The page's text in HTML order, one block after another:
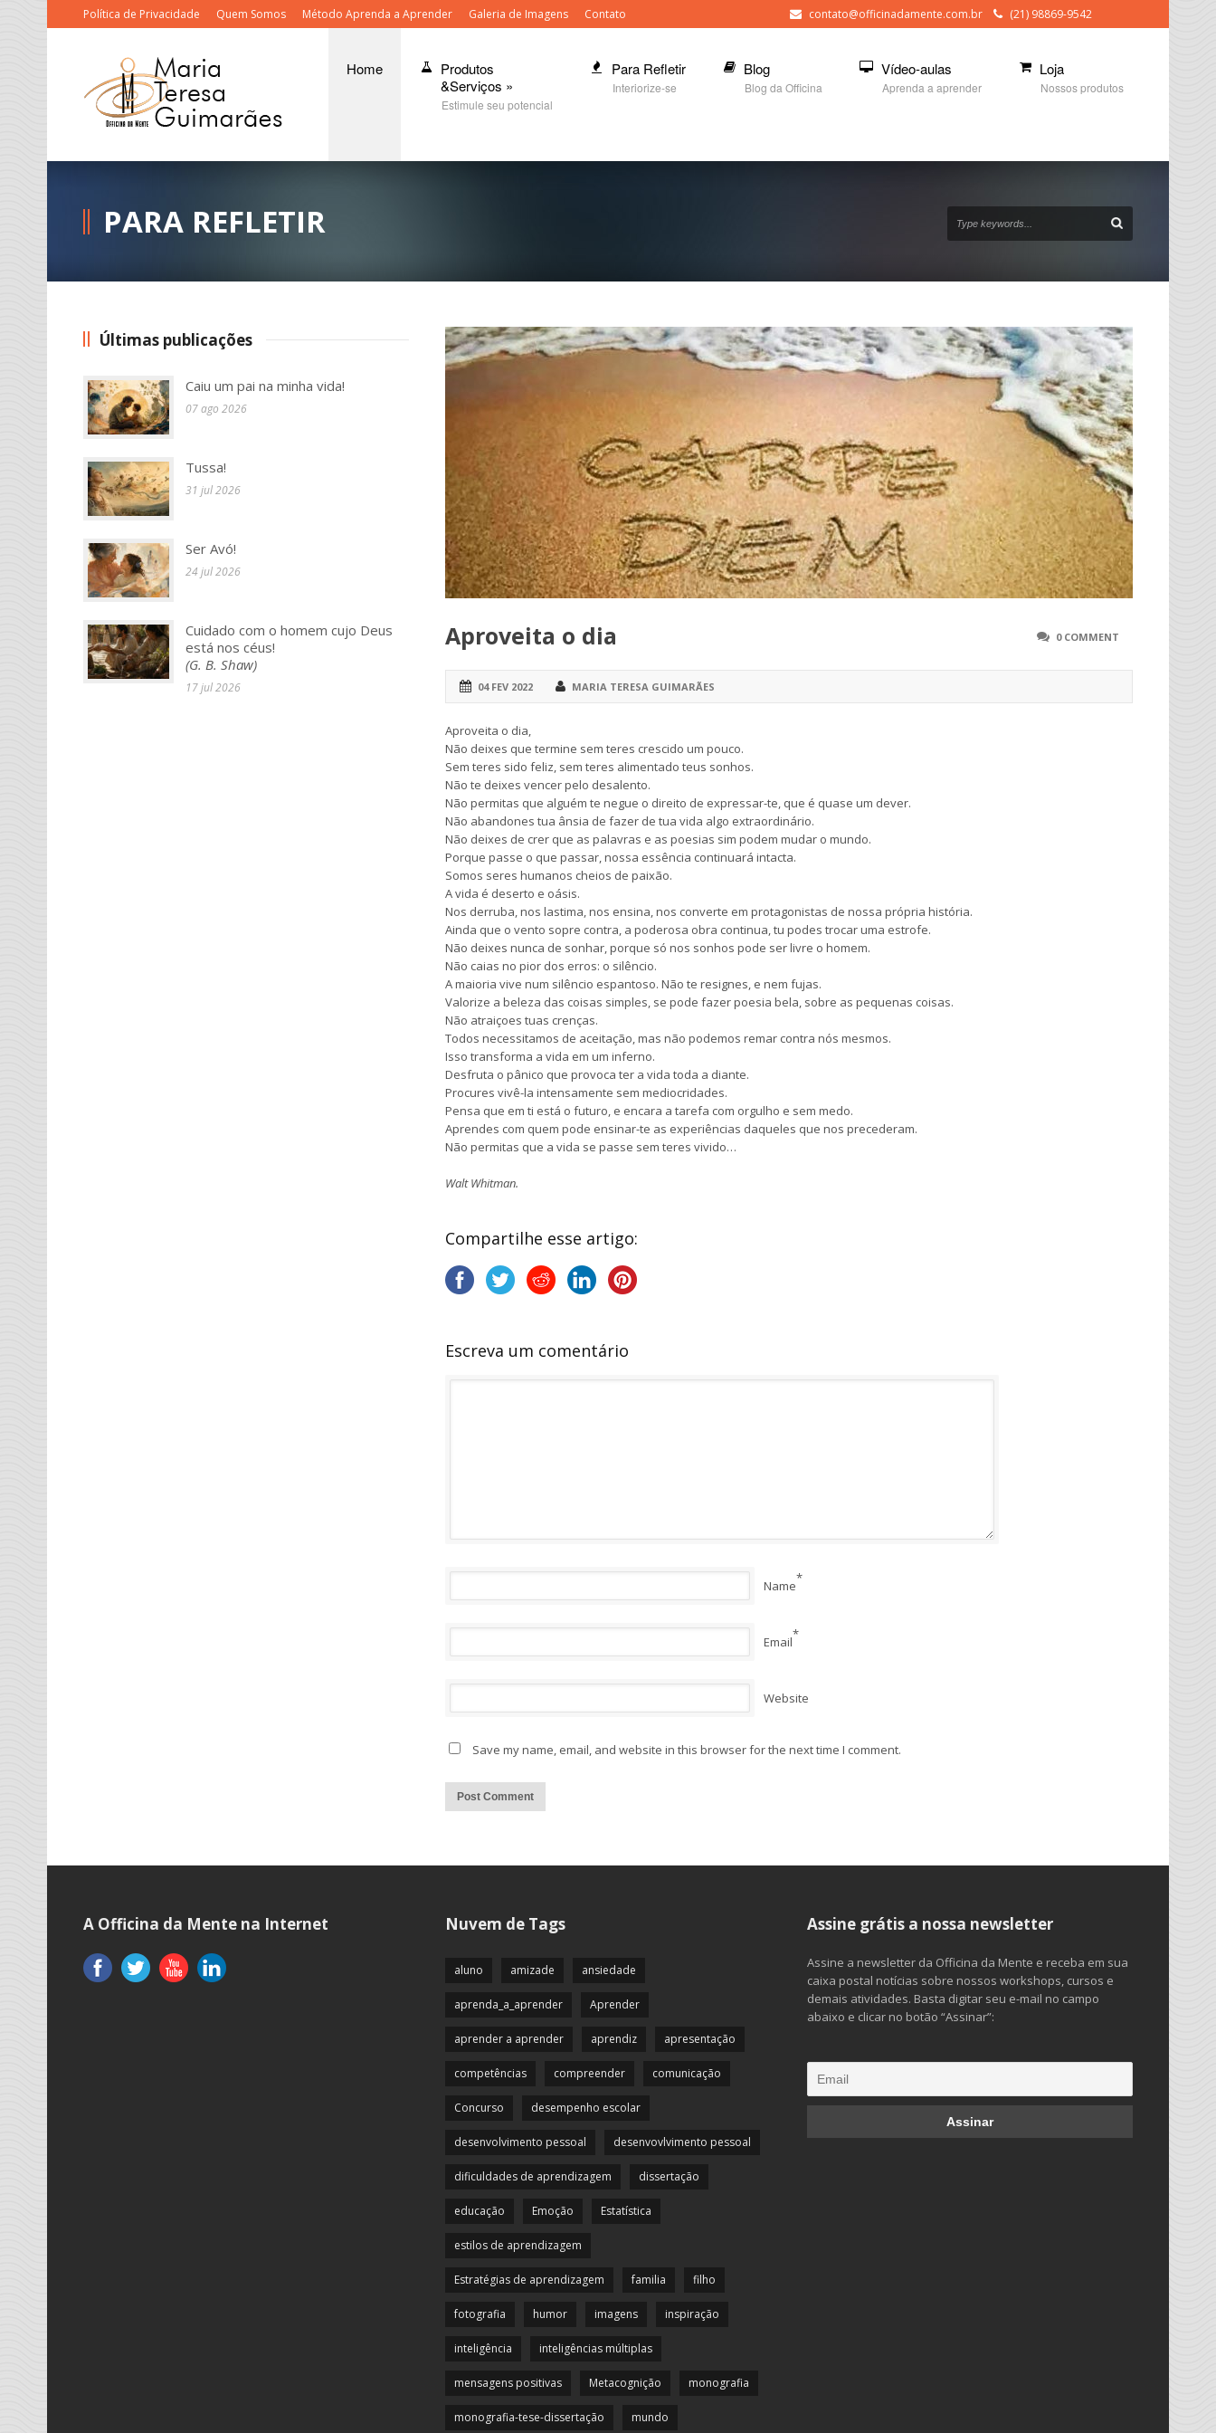
Política de Privacidade Quem Somos Método Aprenda a Aprender Galeria de Imagens Contato contato@officinadamente.com.br (21) 98869-9542
Home
Produtos
&Serviços »
Estimule seu potencial
Para Refletir
Interiorize-se
Blog
Blog da Officina
Vídeo-aulas
Aprenda a aprender
Loja
Nossos produtos
PARA REFLETIR
0 COMMENT
Aproveita o dia
04 FEV 2022 MARIA TERESA GUIMARÃES
Aproveita o dia,
Não deixes que termine sem teres crescido um pouco.
Sem teres sido feliz, sem teres alimentado teus sonhos.
Não te deixes vencer pelo desalento.
Não permitas que alguém te negue o direito de expressar-te, que é quase um dever.
Não abandones tua ânsia de fazer de tua vida algo extraordinário.
Não deixes de crer que as palavras e as poesias sim podem mudar o mundo.
Porque passe o que passar, nossa essência continuará intacta.
Somos seres humanos cheios de paixão.
A vida é deserto e oásis.
Nos derruba, nos lastima, nos ensina, nos converte em protagonistas de nossa própria história.
Ainda que o vento sopre contra, a poderosa obra continua, tu podes trocar uma estrofe.
Não deixes nunca de sonhar, porque só nos sonhos pode ser livre o homem.
Não caias no pior dos erros: o silêncio.
A maioria vive num silêncio espantoso. Não te resignes, e nem fujas.
Valorize a beleza das coisas simples, se pode fazer poesia bela, sobre as pequenas coisas.
Não atraiçoes tuas crenças.
Todos necessitamos de aceitação, mas não podemos remar contra nós mesmos.
Isso transforma a vida em um inferno.
Desfruta o pânico que provoca ter a vida toda a diante.
Procures vivê-la intensamente sem mediocridades.
Pensa que em ti está o futuro, e encara a tarefa com orgulho e sem medo.
Aprendes com quem pode ensinar-te as experiências daqueles que nos precederam.
Não permitas que a vida se passe sem teres vivido…
Walt Whitman.
Compartilhe esse artigo:
Escreva um comentário
Name*
Email*
Website
Save my name, email, and website in this browser for the next time I comment.
Últimas publicações
Caiu um pai na minha vida!
07 ago 2026
Tussa!
31 jul 2026
Ser Avó!
24 jul 2026
Cuidado com o homem cujo Deus
está nos céus!
(G. B. Shaw)
17 jul 2026
A Officina da Mente na Internet Nuvem de Tags
aluno amizade ansiedade
aprenda_a_aprender Aprender
aprender a aprender aprendiz apresentação
competências compreender comunicação
Concurso desempenho escolar
desenvolvimento pessoal desenvovlvimento pessoal
dificuldades de aprendizagem dissertação
educação Emoção Estatística
estilos de aprendizagem
Estratégias de aprendizagem familia filho
fotografia humor imagens inspiração
inteligência inteligências múltiplas
mensagens positivas Metacognição monografia
monografia-tese-dissertação mundo
Assine grátis a nossa newsletter
Assine a newsletter da Officina da Mente e receba em sua
caixa postal notícias sobre nossos workshops, cursos e
demais atividades. Basta digitar seu e-mail no campo
abaixo e clicar no botão “Assinar”: